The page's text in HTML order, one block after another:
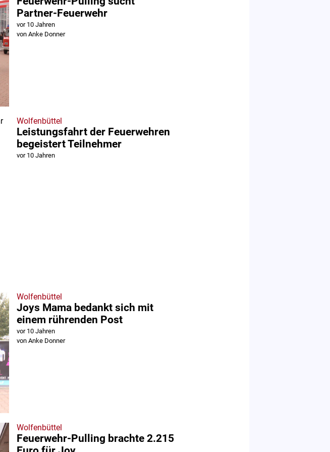
Partner-Feuerwehr
vor 10 Jahren
von Anke Donner
Wolfenbüttel
Leistungsfahrt der Feuerwehren
begeistert Teilnehmer
vor 10 Jahren
Wolfenbüttel
Joys Mama bedankt sich mit
einem rührenden Post
vor 10 Jahren
von Anke Donner
Wolfenbüttel
Feuerwehr-Pulling brachte 2.215